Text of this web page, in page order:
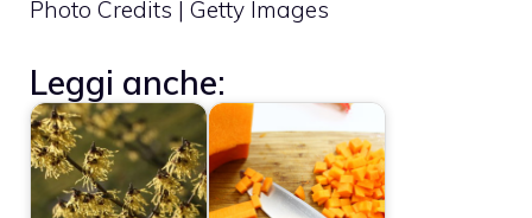
Photo Credits | Getty Images
Leggi anche: